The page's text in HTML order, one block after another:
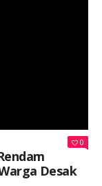
0
Desak